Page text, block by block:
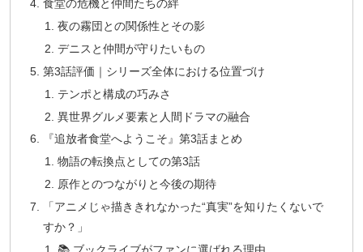
食堂の危機と仲間たちの絆
夜の霧団との関係性とその影
デニスと仲間が守りたいもの
第3話評価｜シリーズ全体における位置づけ
テンポと構成の巧みさ
異世界グルメ要素と人間ドラマの融合
『追放者食堂へようこそ』第3話まとめ
物語の転換点としての第3話
原作とのつながりと今後の期待
「アニメじゃ描ききれなかった“真実”を知りたくないで
すか？」